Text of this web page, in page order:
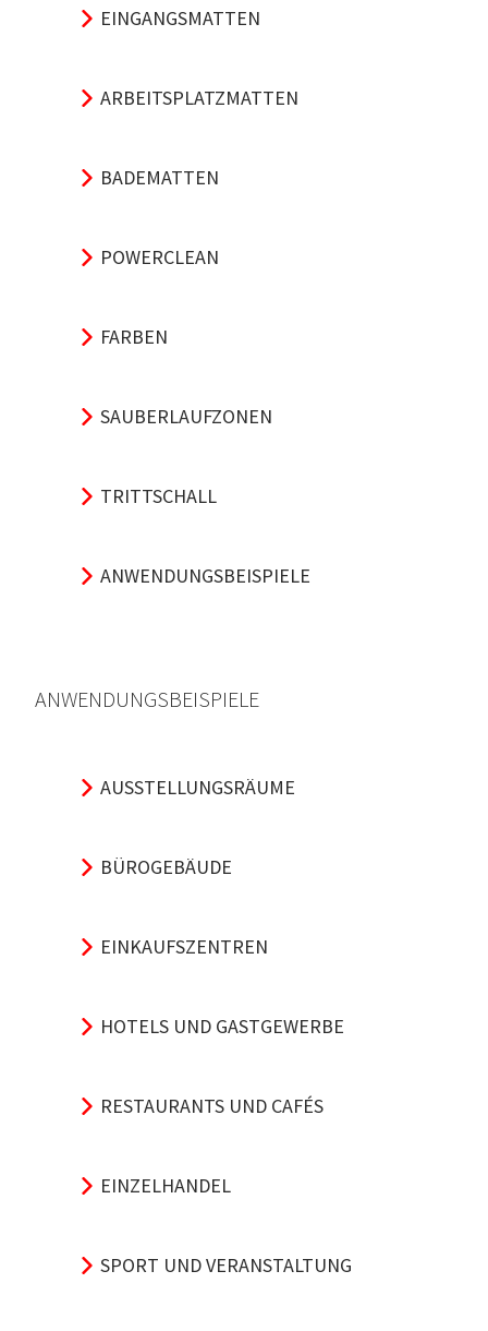
EINGANGSMATTEN
ARBEITSPLATZMATTEN
BADEMATTEN
POWERCLEAN
FARBEN
SAUBERLAUFZONEN
TRITTSCHALL
ANWENDUNGSBEISPIELE
ANWENDUNGSBEISPIELE
AUSSTELLUNGSRÄUME
BÜROGEBÄUDE
EINKAUFSZENTREN
HOTELS UND GASTGEWERBE
RESTAURANTS UND CAFÉS
EINZELHANDEL
SPORT UND VERANSTALTUNG